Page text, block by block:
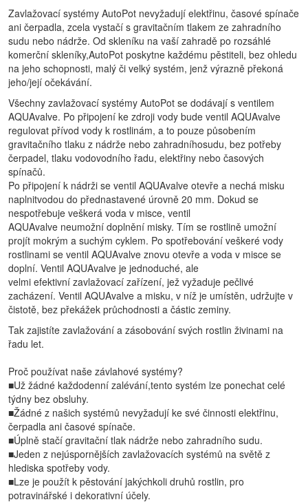
Zavlažovací systémy AutoPot nevyžadují elektřinu, časové spínače
ani čerpadla, zcela vystačí s gravitačním tlakem ze zahradního
sudu nebo nádrže. Od skleníku na vaší zahradě po rozsáhlé
komerční skleníky,AutoPot poskytne každému pěstiteli, bez ohledu
na jeho schopnosti, malý či velký systém, jenž výrazně překoná
jeho/její očekávání.
Všechny zavlažovací systémy AutoPot se dodávají s ventilem
AQUAvalve. Po připojení ke zdroji vody bude ventil AQUAvalve
regulovat přívod vody k rostlinám, a to pouze působením
gravitačního tlaku z nádrže nebo zahradníhosudu, bez potřeby
čerpadel, tlaku vodovodního řadu, elektřiny nebo časových
spínačů.
Po připojení k nádrži se ventil AQUAvalve otevře a nechá misku
naplnitvodou do přednastavené úrovně 20 mm. Dokud se
nespotřebuje veškerá voda v misce, ventil
AQUAvalve neumožní doplnění misky. Tím se rostlině umožní
projít mokrým a suchým cyklem. Po spotřebování veškeré vody
rostlinami se ventil AQUAvalve znovu otevře a voda v misce se
doplní. Ventil AQUAvalve je jednoduché, ale
velmi efektivní zavlažovací zařízení, jež vyžaduje pečlivé
zacházení. Ventil AQUAvalve a misku, v níž je umístěn, udržujte v
čistotě, bez překážek průchodnosti a částic zeminy.
Tak zajistíte zavlažování a zásobování svých rostlin živinami na
řadu let.
Proč používat naše závlahové systémy?
■Už žádné každodenní zalévání,tento systém lze ponechat celé
týdny bez obsluhy.
■Žádné z našich systémů nevyžadují ke své činnosti elektřinu,
čerpadla ani časové spínače.
■Úplně stačí gravitační tlak nádrže nebo zahradního sudu.
■Jeden z nejúspornějších zavlažovacích systémů na světě z
hlediska spotřeby vody.
■Lze je použít k pěstování jakýchkoli druhů rostlin, pro
potravinářské i dekorativní účely.